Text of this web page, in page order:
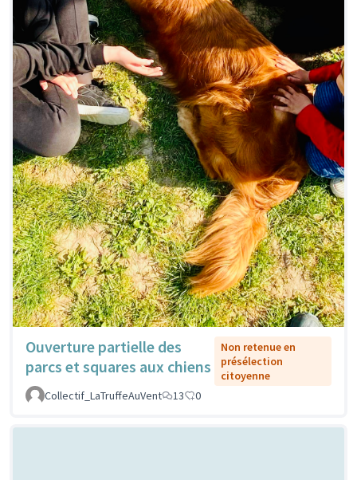
Ouverture partielle des
parcs et squares aux chiens
Non retenue en
présélection
citoyenne
Collectif_LaTruffeAuVent
13 0